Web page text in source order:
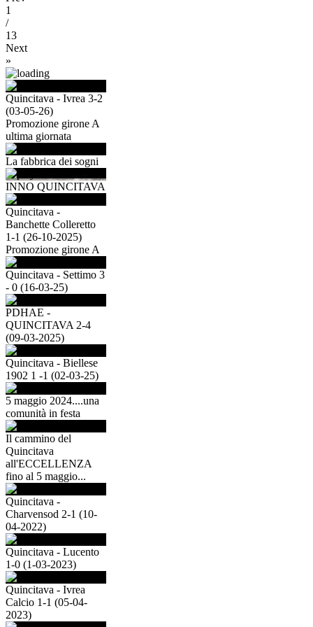
1
/
13
Next
»
Quincitava - Ivrea 3-2
(03-05-26)
Promozione girone A
ultima giornata
La fabbrica dei sogni
INNO QUINCITAVA
Quincitava -
Banchette Colleretto
1-1 (26-10-2025)
Promozione girone A
Quincitava - Settimo 3
- 0 (16-03-25)
PDHAE -
QUINCITAVA 2-4
(09-03-2025)
Quincitava - Biellese
1902 1 -1 (02-03-25)
5 maggio 2024....una
comunità in festa
Il cammino del
Quincitava
all'ECCELLENZA
fino al 5 maggio...
Quincitava -
Charvensod 2-1 (10-
04-2022)
Quincitava - Lucento
1-0 (1-03-2023)
Quincitava - Ivrea
Calcio 1-1 (05-04-
2023)